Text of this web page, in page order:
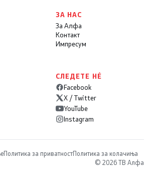
ЗА НАС
За Алфа
Контакт
Импресум
СЛЕДЕТЕ НÉ
Facebook
X / Twitter
YouTube
Instagram
Политика за приватностПолитика за колачиња
© 2026 ТВ Алфа